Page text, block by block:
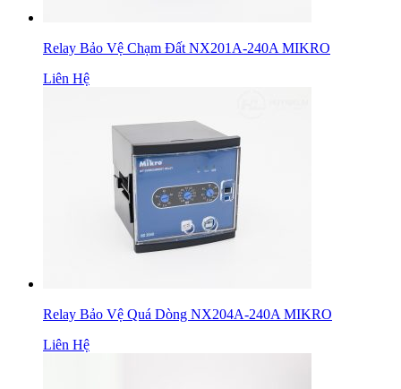
Relay Bảo Vệ Chạm Đất NX201A-240A MIKRO
Liên Hệ
Relay Bảo Vệ Quá Dòng NX204A-240A MIKRO
Liên Hệ